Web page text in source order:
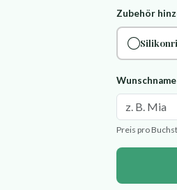
Zubehör
Preis pro